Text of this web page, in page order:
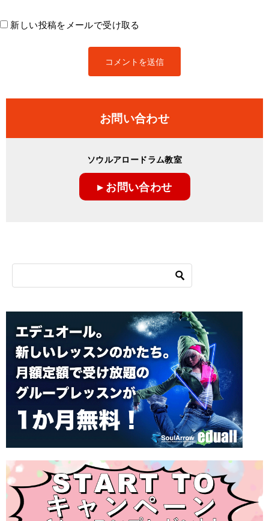
新しい投稿をメールで受け取る
お問い合わせ
ソウルアロードラム教室
▸ お問い合わせ